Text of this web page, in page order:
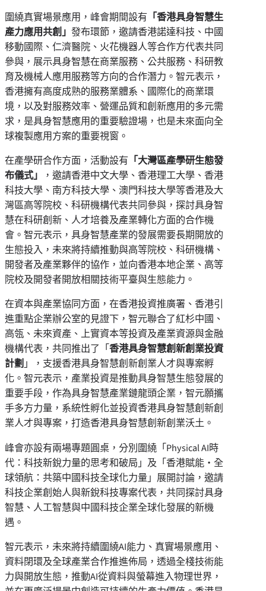
圍繞真實場景應用， 峰會期間設有 「香港具身智慧生
產力應用共創」 發布環節，邀請香港諾達科技、中國
移動國際、仁濟醫院、火花機器人等合作方代表共同
參與，展示具身智慧在商業服務、公共服務、科研教
育及機械人應用服務等方向的合作潛力。智元表示，
香港擁有高度成熟的服務業體系、國際化的商業環
境，以及對服務效率、營運品質和創新應用的多元需
求，是具身智慧應用的重要驗證場，也是未來面向全
球複製應用方案的重要視窗。
在產學研合作方面，活動設有 「大灣區產學研生態發
布儀式」
，邀請香港中文大學、香港理工大學、香港
科技大學、南方科技大學、澳門科技大學等香港及大
灣區高等院校、科研機構代表共同參與，探討具身智
慧在科研創新、人才培養及產業轉化方面的合作機
會。智元表示，具身智慧產業的發展需要長期開放的
生態投入，未來將持續推動與高等院校、科研機構、
開發者及產業夥伴的協作，並向香港本地企業、高等
院校及開發者開放相關技術平臺與生態能力。
在資本與產業協同方面，在香港投資推廣署、香港引
進重點企業辦公室的見證下，智元聯合了紅杉中國、
高瓴、未來資產、上實資本等投資及產業資源與金融
機構代表，共同推出了「香港具身智慧創新創業投資
計劃 」，支援香港具身智慧創新創業人才與專案孵
化。智元表示，產業投資是推動具身智慧生態發展的
重要手段，作為具身智慧產業鏈龍頭企業，智元願攜
手多方力量，系統性孵化並投資香港具身智慧創新創
業人才與專案，打造香港具身智慧創新創業沃土。
峰會亦設有兩場專題圓桌，分別圍繞「Physical AI時
代：科技新銳力量的思考和破局」及「香港賦能・全
球領航：共築中國科技全球化力量」展開討論，邀請
科技企業創始人與新銳科技專案代表，共同探討具身
智慧、人工智慧與中國科技企業全球化發展的新機
遇。
智元表示，未來將持續圍繞AI能力、真實場景應用、
資料閉環及全球產業合作推進佈局，透過全棧技術能
力與開放生態，推動AI從資料與螢幕進入物理世界，